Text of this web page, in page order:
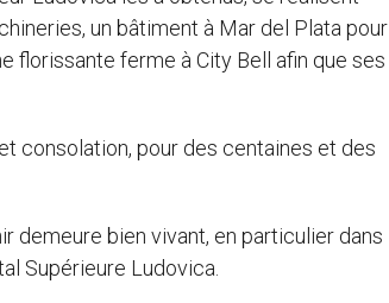
un bâtiment à Mar del Plata pour
florissante ferme à City Bell afin que ses
consolation, pour des centaines et des
demeure bien vivant, en particulier dans
Supérieure Ludovica.